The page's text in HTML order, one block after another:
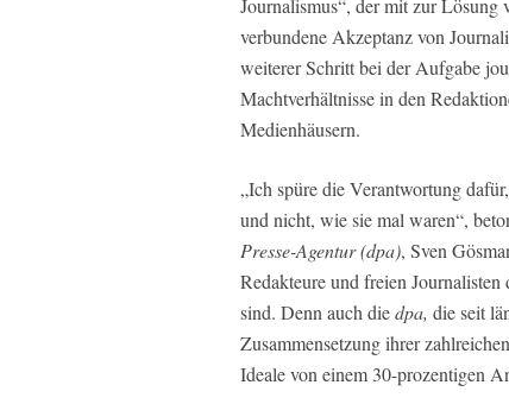
verbundene Akzeptanz von
weiterer Schritt bei der Aufgabe
Machtverhältnisse in den
Medienhäusern.
„Ich spüre die Verantwortung
und nicht, wie sie mal waren“,
Presse-Agentur (dpa), Sven
Redakteure und freien
sind. Denn auch diedpa, die seit
Zusammensetzung ihrer
Ideale von einem 30-prozentigen